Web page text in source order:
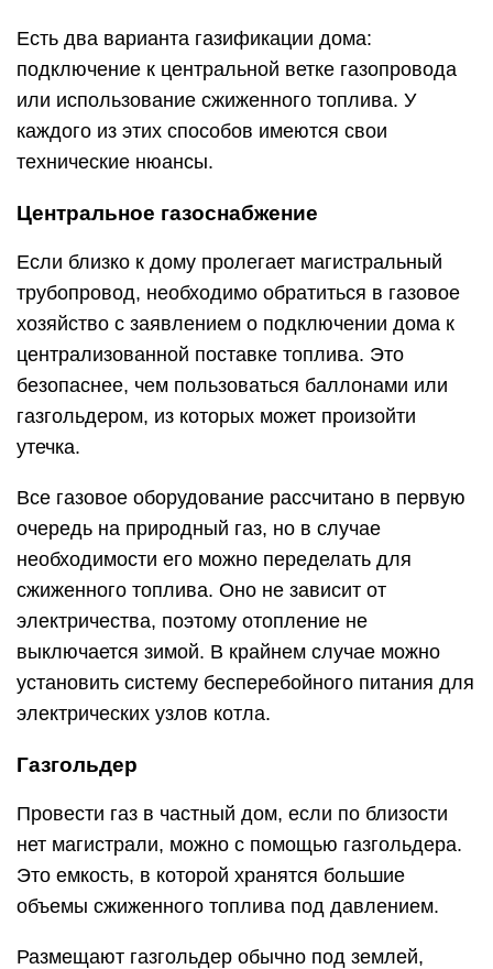
Есть два варианта газификации дома:
подключение к центральной ветке газопровода
или использование сжиженного топлива. У
каждого из этих способов имеются свои
технические нюансы.
Центральное газоснабжение
Если близко к дому пролегает магистральный
трубопровод, необходимо обратиться в газовое
хозяйство с заявлением о подключении дома к
централизованной поставке топлива. Это
безопаснее, чем пользоваться баллонами или
газгольдером, из которых может произойти
утечка.
Все газовое оборудование рассчитано в первую
очередь на природный газ, но в случае
необходимости его можно переделать для
сжиженного топлива. Оно не зависит от
электричества, поэтому отопление не
выключается зимой. В крайнем случае можно
установить систему бесперебойного питания для
электрических узлов котла.
Газгольдер
Провести газ в частный дом, если по близости
нет магистрали, можно с помощью газгольдера.
Это емкость, в которой хранятся большие
объемы сжиженного топлива под давлением.
Размещают газгольдер обычно под землей,